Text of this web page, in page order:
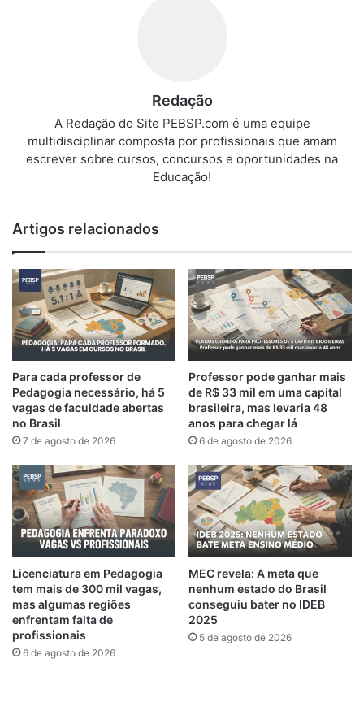
Redação
A Redação do Site PEBSP.com é uma equipe
multidisciplinar composta por profissionais que amam
escrever sobre cursos, concursos e oportunidades na
Educação!
Artigos relacionados
Para cada professor de
Pedagogia necessário, há 5
vagas de faculdade abertas
no Brasil
7 de agosto de 2026
Professor pode ganhar mais
de R$ 33 mil em uma capital
brasileira, mas levaria 48
anos para chegar lá
6 de agosto de 2026
Licenciatura em Pedagogia
tem mais de 300 mil vagas,
mas algumas regiões
enfrentam falta de
profissionais
6 de agosto de 2026
MEC revela: A meta que
nenhum estado do Brasil
conseguiu bater no IDEB
2025
5 de agosto de 2026